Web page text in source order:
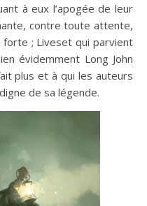
à eux l’apogée de leur
contre toute attente,
; Liveset qui parvient
évidemment Long John
plus et à qui les auteurs
de sa légende.